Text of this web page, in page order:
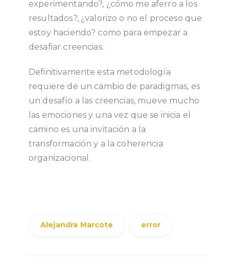
experimentando?, ¿cómo me aferro a los
resultados?, ¿valorizo o no el proceso que
estoy haciendo? como para empezar a
desafiar creencias.
Definitivamente esta metodología
requiere de un cambio de paradigmas, es
un desafío a las creencias, mueve mucho
las emociones y una vez que se inicia el
camino es una invitación a la
transformación y a la coherencia
organizacional.
Alejandra Marcote error